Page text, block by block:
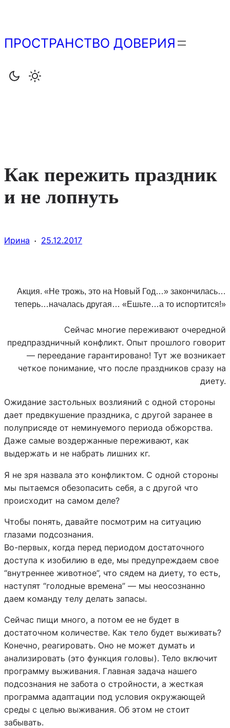
содержимому
ПРОСТРАНСТВО ДОВЕРИЯ
Как пережить праздник
и не лопнуть
Ирина · 25.12.2017
Акция. «Не трожь, это на Новый Год…» закончилась…
теперь…началась другая… «Ешьте…а то испортится!»
Сейчас многие переживают очередной
предпраздничный конфликт. Опыт прошлого говорит
— переедание гарантировано! Тут же возникает
четкое понимание, что после праздников сразу на
диету.
Ожидание застольных возлияний с одной стороны
дает предвкушение праздника, с другой заранее в
полуприсяде от неминуемого периода обжорства.
Даже самые воздержанные переживают, как
выдержать и не набрать лишних кг.
Я не зря назвала это конфликтом. С одной стороны
мы пытаемся обезопасить себя, а с другой что
происходит на самом деле?
Чтобы понять, давайте посмотрим на ситуацию
глазами подсознания.
Во-первых, когда перед периодом достаточного
доступа к изобилию в еде, мы предупреждаем свое
“внутреннее животное”, что сядем на диету, то есть,
наступят “голодные времена” — мы неосознанно
даем команду телу делать запасы.
Сейчас пищи много, а потом ее не будет в
достаточном количестве. Как тело будет выживать?
Конечно, реагировать. Оно не может думать и
анализировать (это функция головы). Тело включит
программу выживания. Главная задача нашего
подсознания не забота о стройности, а жесткая
программа адаптации под условия окружающей
среды с целью выживания. Об этом не стоит
забывать.